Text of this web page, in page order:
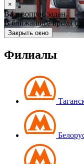
×
Ваш вопрос задан.
В ближайшее время с
Закрыть окно
Филиалы